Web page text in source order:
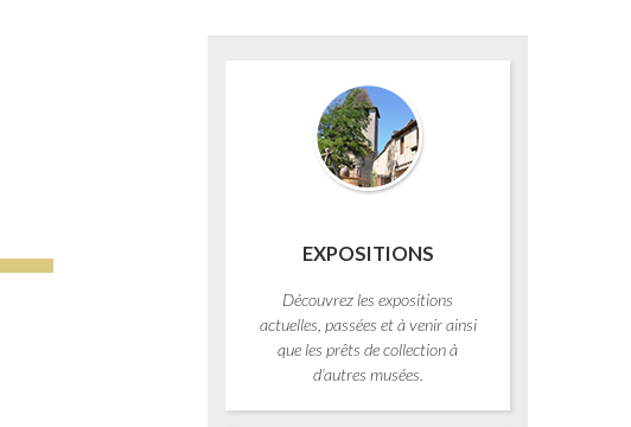
EXPOSITIONS
Découvrez les expositions
actuelles, passées et à venir ainsi
que les prêts de collection à
d’autres musées.